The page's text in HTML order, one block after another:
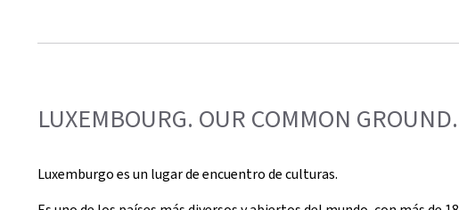
LUXEMBOURG. OUR COMMON
Luxemburgo es un lugar de encuentro de culturas.